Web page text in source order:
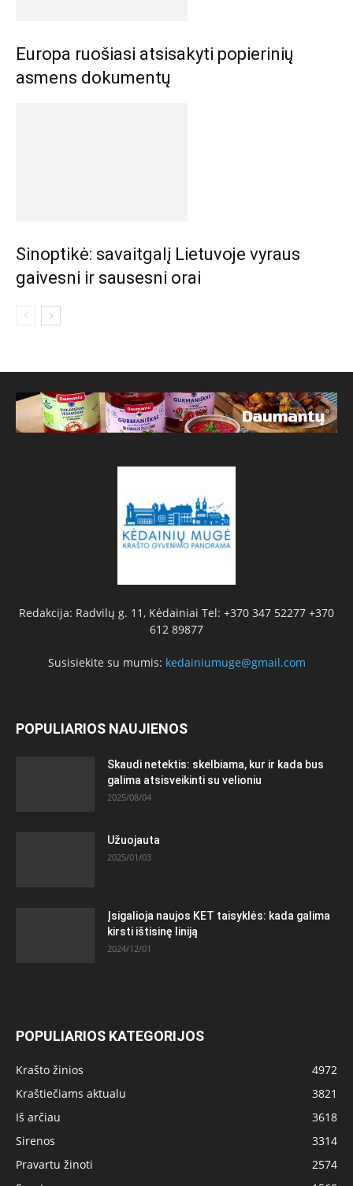
Europa ruošiasi atsisakyti popierinių
asmens dokumentų
Sinoptikė: savaitgalį Lietuvoje vyraus
gaivesni ir sausesni orai
Redakcija: Radvilų g. 11, Kėdainiai Tel: +370 347 52277 +370
612 89877
Susisiekite su mumis: kedainiumuge@gmail.com
POPULIARIOS NAUJIENOS
Skaudi netektis: skelbiama, kur ir kada bus
galima atsisveikinti su velioniu
2025/08/04
Užuojauta
2025/01/03
Įsigalioja naujos KET taisyklės: kada galima
kirsti ištisinę liniją
2024/12/01
POPULIARIOS KATEGORIJOS
Krašto žinios
4972
Kraštiečiams aktualu
3821
Iš arčiau
3618
Sirenos
3314
Pravartu žinoti
2574